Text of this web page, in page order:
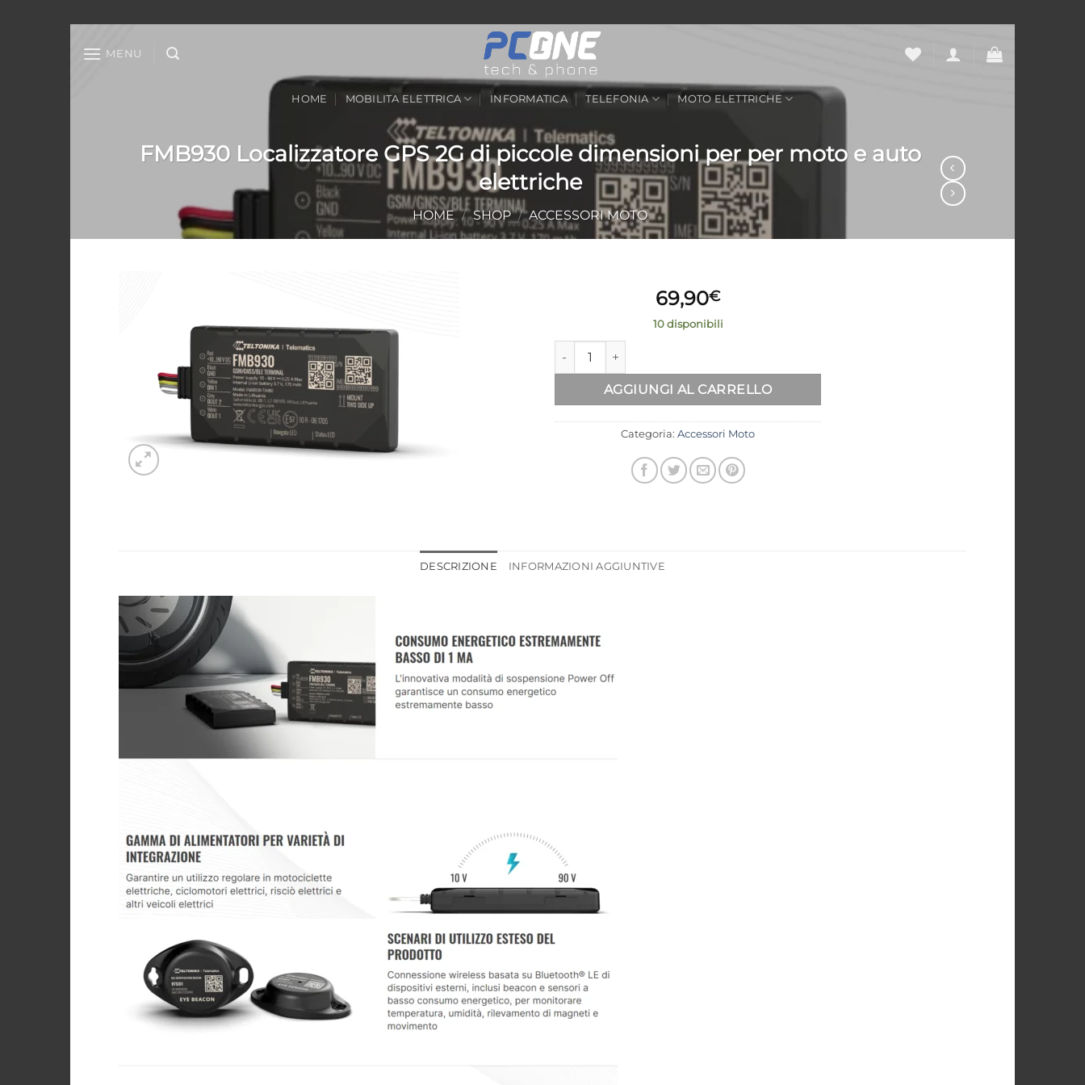
MENU
HOME MOBILITA ELETTRICA INFORMATICA TELEFONIA MOTO ELETTRICHE
FMB930 Localizzatore GPS 2G di piccole dimensioni per per moto e auto
elettriche
HOME / SHOP / ACCESSORI MOTO
Aggiungi
69,90€
10 disponibili
FMB930 Localizzatore GPS 2G di piccole dimensioni per per moto e auto elettriche quantità
AGGIUNGI AL CARRELLO
Categoria: Accessori Moto
DESCRIZIONE INFORMAZIONI AGGIUNTIVE